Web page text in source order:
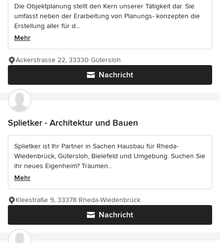
Die Objektplanung stellt den Kern unserer Tätigkeit dar. Sie
umfasst neben der Erarbeitung von Planungs- konzepten die
Erstellung aller für d...
Mehr
Nachricht
Ackerstrasse 22, 33330 Gütersloh
Splietker - Architektur und Bauen
Splietker ist Ihr Partner in Sachen Hausbau für Rheda-
Wiedenbrück, Gütersloh, Bielefeld und Umgebung. Suchen Sie
ihr neues Eigenheim? Träumen...
Mehr
Nachricht
Kleestraße 9, 33378 Rheda-Wiedenbrück